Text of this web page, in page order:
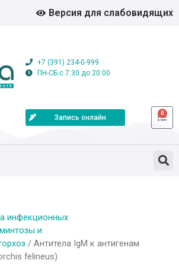
Версия для слабовидящих
+7 (391) 234-0-999
ПН-СБ с 7:30 до 20:00
Запись онлайн
0
инфекционных
и
/ Антитела IgМ к антигенам
felineus)